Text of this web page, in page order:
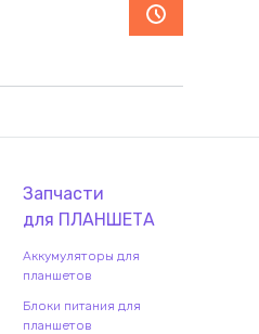
Запчасти
для ПЛАНШЕТА
Аккумуляторы для
планшетов
Блоки питания для
планшетов